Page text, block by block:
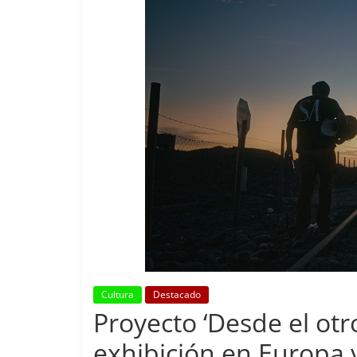
Cultura Destacado
Proyecto ‘Desde el